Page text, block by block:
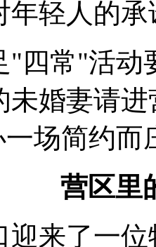
年轻人的承
"四常"活动
婚妻请进
场简约而
营区里
迎来了一